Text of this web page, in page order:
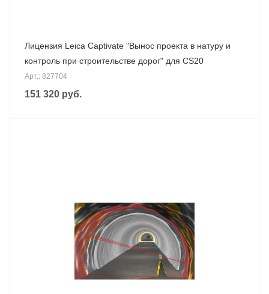
Лицензия Leica Captivate "Вынос проекта в натуру и
контроль при строительстве дорог" для CS20
Арт.: 827704
151 320 руб.